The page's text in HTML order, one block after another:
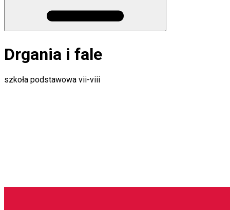
Drgania i fale
szkoła podstawowa vii-viii